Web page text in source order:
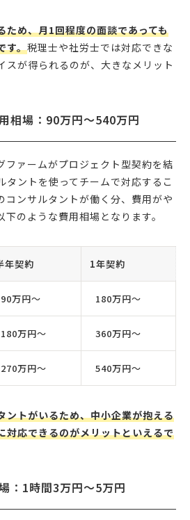
ため、月1回程度の面談であっても
す。税理士や社労士では対応できな
スが得られるのが、大きなメリット
相場：90万円〜540万円
ファームがプロジェクト型契約を結
タントを使ってチームで対応するこ
コンサルタントが働く分、費用がや
のような費用相場となります。
年契約 1年契約
90万円〜 180万円〜
180万円〜 360万円〜
270万円〜 540万円〜
ントがいるため、中小企業が抱える
対応できるのがメリットといえるで
：1時間3万円〜5万円